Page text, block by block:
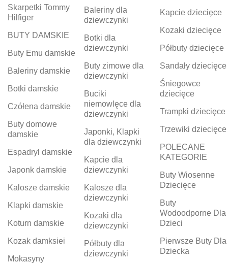
Skarpetki Tommy
Hilfiger
BUTY DAMSKIE
Buty Emu damskie
Baleriny damskie
Botki damskie
Czółena damskie
Buty domowe
damskie
Espadryl damskie
Japonk damskie
Kalosze damskie
Klapki damskie
Koturn damskie
Kozak damksiei
Mokasyny
Baleriny dla
dziewczynki
Botki dla
dziewczynki
Buty zimowe dla
dziewczynki
Buciki
niemowlęce dla
dziewczynki
Japonki, Klapki
dla dziewczynki
Kapcie dla
dziewczynki
Kalosze dla
dziewczynki
Kozaki dla
dziewczynki
Półbuty dla
dziewczynki
Kapcie dziecięce
Kozaki dziecięce
Półbuty dziecięce
Sandały dziecięce
Śniegowce
dziecięce
Trampki dziecięce
Trzewiki dziecięce
POLECANE
KATEGORIE
Buty Wiosenne
Dziecięce
Buty
Wodoodporne Dla
Dzieci
Pierwsze Buty Dla
Dziecka